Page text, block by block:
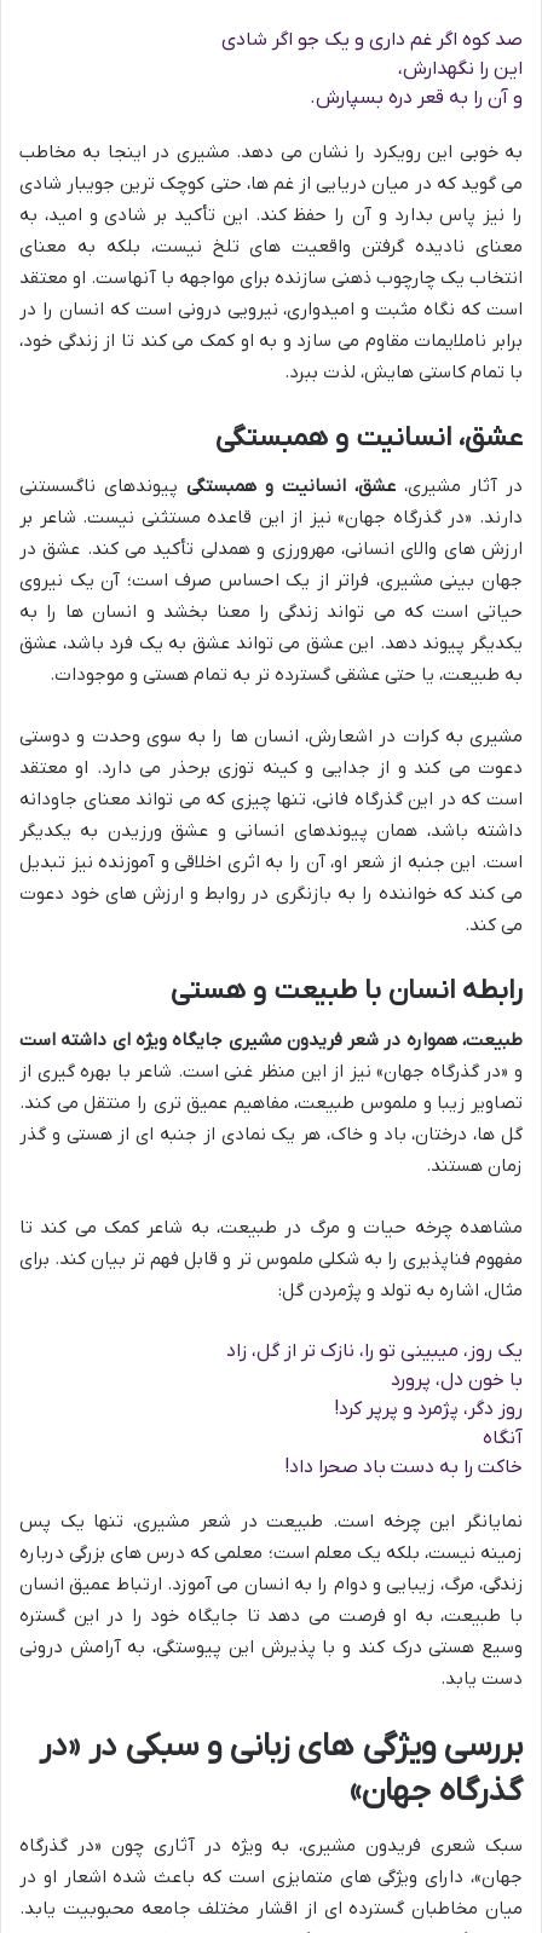
صد کوه اگر غم داری و یک جو اگر شادی
این را نگهدارش،
و آن را به قعر دره بسپارش.
به خوبی این رویکرد را نشان می دهد. مشیری در اینجا به مخاطب
می گوید که در میان دریایی از غم ها، حتی کوچک ترین جویبار شادی
را نیز پاس بدارد و آن را حفظ کند. این تأکید بر شادی و امید، به
معنای نادیده گرفتن واقعیت های تلخ نیست، بلکه به معنای
انتخاب یک چارچوب ذهنی سازنده برای مواجهه با آنهاست. او معتقد
است که نگاه مثبت و امیدواری، نیرویی درونی است که انسان را در
برابر ناملایمات مقاوم می سازد و به او کمک می کند تا از زندگی خود،
با تمام کاستی هایش، لذت ببرد.
عشق، انسانیت و همبستگی
در آثار مشیری، عشق، انسانیت و همبستگی پیوندهای ناگسستنی
دارند. «در گذرگاه جهان» نیز از این قاعده مستثنی نیست. شاعر بر
ارزش های والای انسانی، مهرورزی و همدلی تأکید می کند. عشق در
جهان بینی مشیری، فراتر از یک احساس صرف است؛ آن یک نیروی
حیاتی است که می تواند زندگی را معنا بخشد و انسان ها را به
یکدیگر پیوند دهد. این عشق می تواند عشق به یک فرد باشد، عشق
به طبیعت، یا حتی عشقی گسترده تر به تمام هستی و موجودات.
مشیری به کرات در اشعارش، انسان ها را به سوی وحدت و دوستی
دعوت می کند و از جدایی و کینه توزی برحذر می دارد. او معتقد
است که در این گذرگاه فانی، تنها چیزی که می تواند معنای جاودانه
داشته باشد، همان پیوندهای انسانی و عشق ورزیدن به یکدیگر
است. این جنبه از شعر او، آن را به اثری اخلاقی و آموزنده نیز تبدیل
می کند که خواننده را به بازنگری در روابط و ارزش های خود دعوت
می کند.
رابطه انسان با طبیعت و هستی
طبیعت، همواره در شعر فریدون مشیری جایگاه ویژه ای داشته است
و «در گذرگاه جهان» نیز از این منظر غنی است. شاعر با بهره گیری از
تصاویر زیبا و ملموس طبیعت، مفاهیم عمیق تری را منتقل می کند.
گل ها، درختان، باد و خاک، هر یک نمادی از جنبه ای از هستی و گذر
زمان هستند.
مشاهده چرخه حیات و مرگ در طبیعت، به شاعر کمک می کند تا
مفهوم فناپذیری را به شکلی ملموس تر و قابل فهم تر بیان کند. برای
مثال، اشاره به تولد و پژمردن گل:
یک روز، میبینی تو را، نازک تر از گل، زاد
با خون دل، پرورد
روز دگر، پژمرد و پرپر کرد!
آنگاه
خاکت را به دست باد صحرا داد!
نمایانگر این چرخه است. طبیعت در شعر مشیری، تنها یک پس
زمینه نیست، بلکه یک معلم است؛ معلمی که درس های بزرگی درباره
زندگی، مرگ، زیبایی و دوام را به انسان می آموزد. ارتباط عمیق انسان
با طبیعت، به او فرصت می دهد تا جایگاه خود را در این گستره
وسیع هستی درک کند و با پذیرش این پیوستگی، به آرامش درونی
دست یابد.
بررسی ویژگی های زبانی و سبکی در «در
گذرگاه جهان»
سبک شعری فریدون مشیری، به ویژه در آثاری چون «در گذرگاه
جهان»، دارای ویژگی های متمایزی است که باعث شده اشعار او در
میان مخاطبان گسترده ای از اقشار مختلف جامعه محبوبیت یابد.